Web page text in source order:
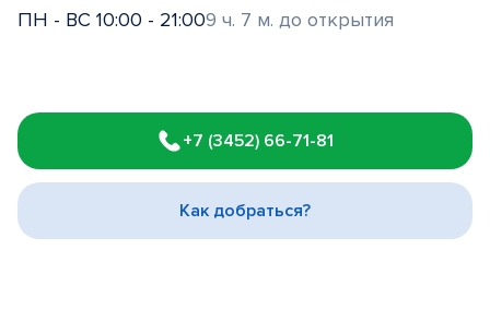
ПН - ВС 10:00 - 21:009 ч. 7 м. до открытия
1
of
3
+7 (3452) 66-71-81
Как добраться?